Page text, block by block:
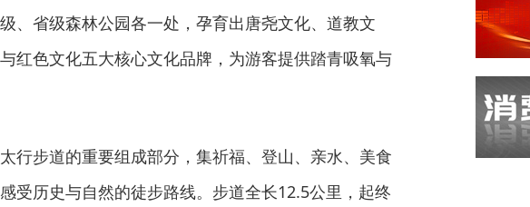
、省级森林公园各一处，孕育出唐尧文化、道教文
红色文化五大核心文化品牌，为游客提供踏青吸氧与
行步道的重要组成部分，集祈福、登山、亲水、美食
受历史与自然的徒步路线。步道全长12.5公里，起终